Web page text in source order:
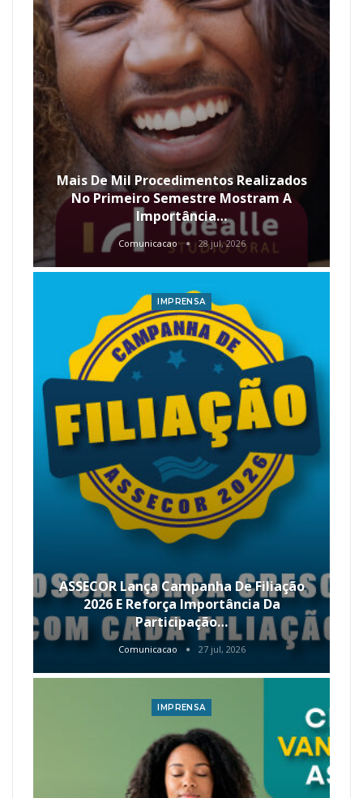
Mais De Mil Procedimentos Realizados
No Primeiro Semestre Mostram A
Importância…
Comunicacao 28 jul, 2026
IMPRENSA
ASSECOR Lança Campanha De Filiação
2026 E Reforça Importância Da
Participação…
Comunicacao 27 jul, 2026
IMPRENSA